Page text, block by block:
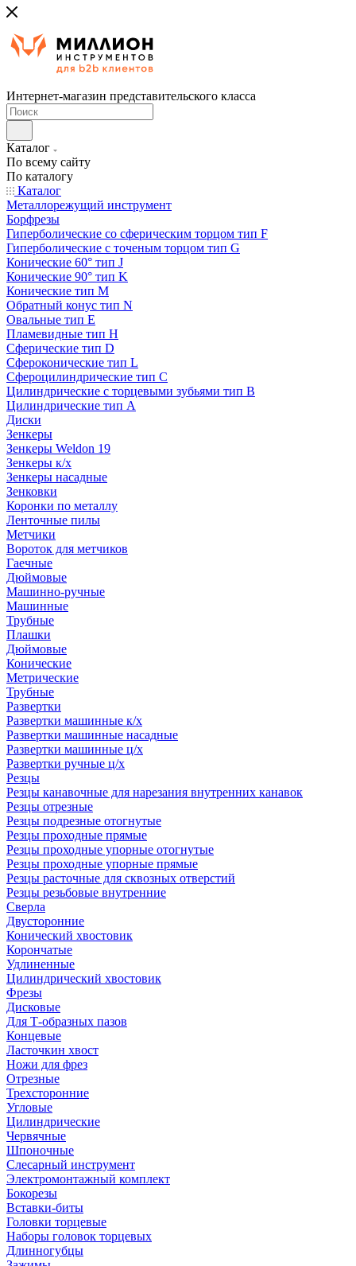
Интернет-магазин представительского класса
Каталог
По всему сайту
По каталогу
Каталог
Металлорежущий инструмент
Борфрезы
Гиперболические cо сферическим торцом тип F
Гиперболические с точеным торцом тип G
Конические 60° тип J
Конические 90° тип K
Конические тип M
Обратный конус тип N
Овальные тип E
Пламевидные тип H
Сферические тип D
Сфероконические тип L
Сфероцилиндрические тип C
Цилиндрические с торцевыми зубьями тип B
Цилиндрические тип А
Диски
Зенкеры
Зенкеры Weldon 19
Зенкеры к/х
Зенкеры насадные
Зенковки
Коронки по металлу
Ленточные пилы
Метчики
Вороток для метчиков
Гаечные
Дюймовые
Машинно-ручные
Машинные
Трубные
Плашки
Дюймовые
Конические
Метрические
Трубные
Развертки
Развертки машинные к/х
Развертки машинные насадные
Развертки машинные ц/х
Развертки ручные ц/х
Резцы
Резцы канавочные для нарезания внутренних канавок
Резцы отрезные
Резцы подрезные отогнутые
Резцы проходные прямые
Резцы проходные упорные отогнутые
Резцы проходные упорные прямые
Резцы расточные для сквозных отверстий
Резцы резьбовые внутренние
Сверла
Двусторонние
Конический хвостовик
Корончатые
Удлиненные
Цилиндрический хвостовик
Фрезы
Дисковые
Для Т-образных пазов
Концевые
Ласточкин хвост
Ножи для фрез
Отрезные
Трехсторонние
Угловые
Цилиндрические
Червячные
Шпоночные
Слесарный инструмент
Электромонтажный комплект
Бокорезы
Вставки-биты
Головки торцевые
Наборы головок торцевых
Длинногубцы